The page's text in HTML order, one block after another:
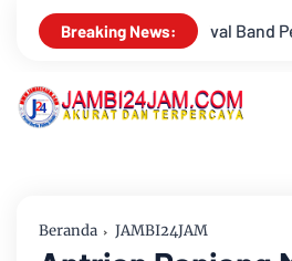
Breaking News:
dan Mahasiswa OJK Provinsi
Beranda JAMBI24JAM